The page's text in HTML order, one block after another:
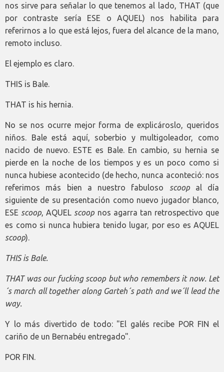
nos sirve para señalar lo que tenemos al lado, THAT (que
por contraste sería ESE o AQUEL) nos habilita para
referirnos a lo que está lejos, fuera del alcance de la mano,
remoto incluso.
El ejemplo es claro.
THIS is Bale.
THAT is his hernia.
No se nos ocurre mejor forma de explicároslo, queridos
niños. Bale está aquí, soberbio y multigoleador, como
nacido de nuevo. ESTE es Bale. En cambio, su hernia se
pierde en la noche de los tiempos y es un poco como si
nunca hubiese acontecido (de hecho, nunca aconteció: nos
referimos más bien a nuestro fabuloso scoopal día
siguiente de su presentación como nuevo jugador blanco,
ESE scoop, AQUEL scoop nos agarra tan retrospectivo que
es como si nunca hubiera tenido lugar, por eso es AQUEL
scoop).
THIS is Bale.
THAT was our fucking scoop but who remembers it now. Let
´s march all together along Garteh´s path and we´ll lead the
way.
Y lo más divertido de todo: "El galés recibe POR FIN el
cariño de un Bernabéu entregado".
POR FIN.